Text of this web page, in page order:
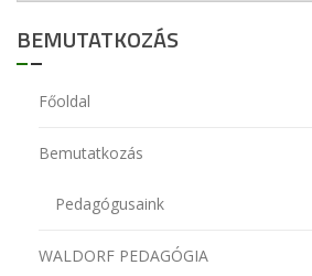
BEMUTATKOZÁS
Főoldal
Bemutatkozás
Pedagógusaink
WALDORF PEDAGÓGIA